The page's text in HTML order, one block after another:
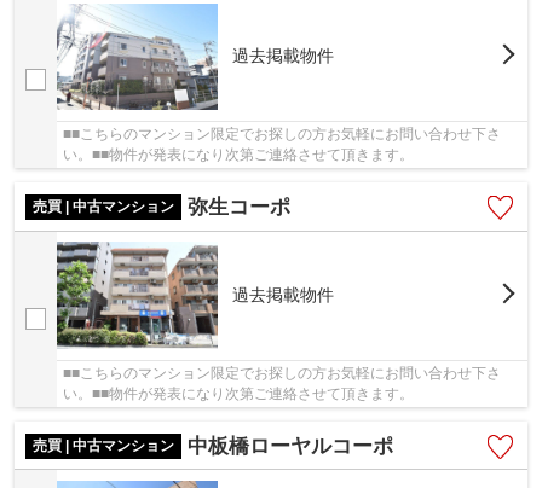
過去掲載物件
■■こちらのマンション限定でお探しの方お気軽にお問い合わせ下さ
い。■■物件が発表になり次第ご連絡させて頂きます。
売買 | 中古マンション 弥生コーポ
過去掲載物件
■■こちらのマンション限定でお探しの方お気軽にお問い合わせ下さ
い。■■物件が発表になり次第ご連絡させて頂きます。
売買 | 中古マンション 中板橋ローヤルコーポ